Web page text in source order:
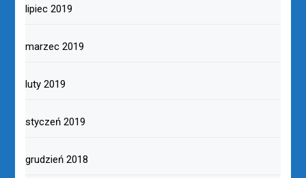
lipiec 2019
marzec 2019
luty 2019
styczeń 2019
grudzień 2018